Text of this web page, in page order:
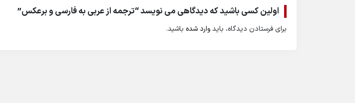
اولین کسی باشید که دیدگاهی می نویسد “ترجمه از عربی به فارسی و برعکس”
برای فرستادن دیدگاه، بایدوارد شده باشید.